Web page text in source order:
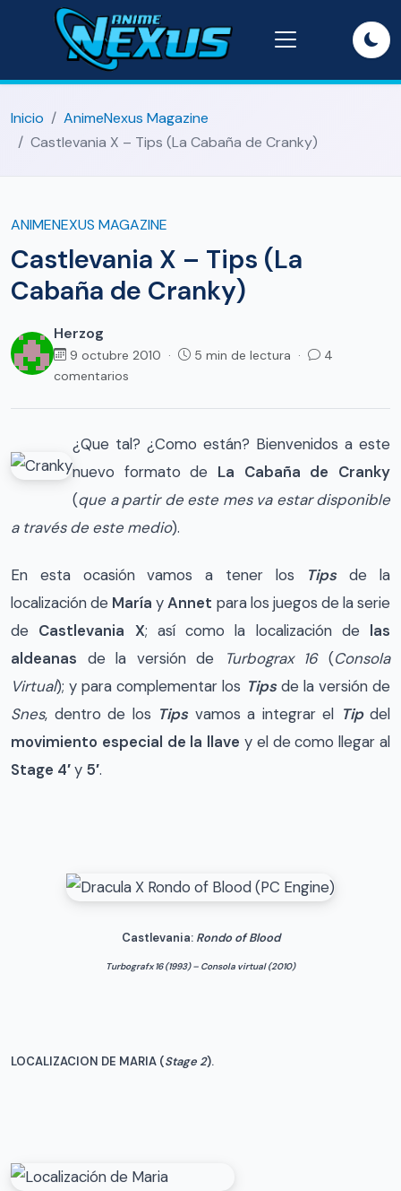
Inicio
AnimeNexus Magazine
Castlevania X – Tips (La Cabaña de Cranky)
ANIMENEXUS MAGAZINE
Castlevania X – Tips (La
Cabaña de Cranky)
Herzog
9 octubre 2010 · 5 min de lectura ·
4
comentarios
¿Que tal? ¿Como están? Bienvenidos a este
nuevo formato de La Cabaña de Cranky
(que a partir de este mes va estar disponible
a través de este medio).
En esta ocasión vamos a tener los Tipsde la
localización de María yAnnet para los juegos de la serie
de Castlevania X; así como la localización de las
aldeanas de la versión de Turbograx 16(Consola
Virtual); y para complementar los Tipsde la versión de
Snes, dentro de los Tipsvamos a integrar el Tipdel
movimiento especial de la llave y el de como llegar al
Stage 4′y 5′.
Castlevania: Rondo of Blood
Turbografx 16 (1993) – Consola virtual (2010)
LOCALIZACION DE MARIA (Stage 2).